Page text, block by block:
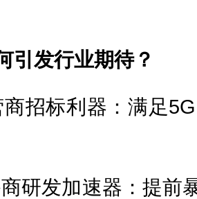
引发行业期待？
商招标利器：满足
研发加速器：提前